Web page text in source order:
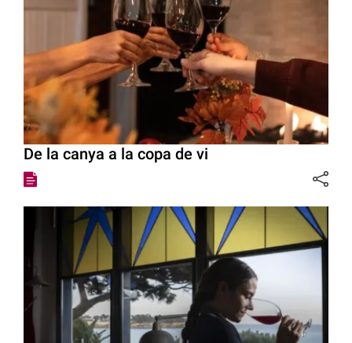
De la canya a la copa de vi